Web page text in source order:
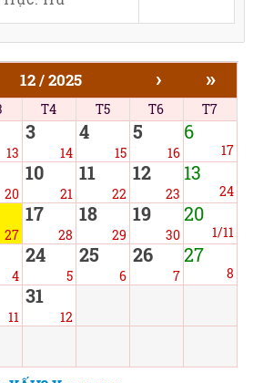
12 / 2025 › »
T4 T5 T6 T7
13
3
14
4
15
5
16
6
17
20
10
21
11
22
12
23
13
24
27
17
28
18
29
19
30
20
1/11
4
24
5
25
6
26
7
27
8
11
31
12